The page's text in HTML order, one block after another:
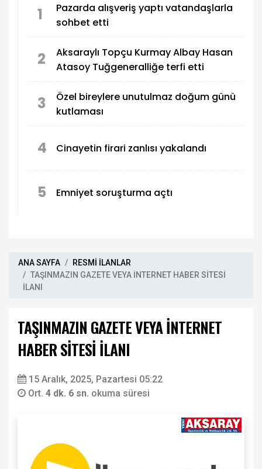
1
Pazarda alışveriş yaptı vatandaşlarla
sohbet etti
2
Aksaraylı Topçu Kurmay Albay Hasan
Atasoy Tuğgeneralliğe terfi etti
3
Özel bireylere unutulmaz doğum günü
kutlaması
4 Cinayetin firari zanlısı yakalandı
5 Emniyet soruşturma açtı
ANA SAYFA
RESMİ İLANLAR
TAŞINMAZIN GAZETE VEYA İNTERNET HABER SİTESİ
İLANI
TAŞINMAZIN GAZETE VEYA İNTERNET
HABER SİTESİ İLANI
15 Aralık, 2025, Pazartesi 05:22
Ort. 4 dk. 6 sn. okuma süresi